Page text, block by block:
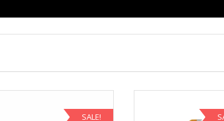
SALE!